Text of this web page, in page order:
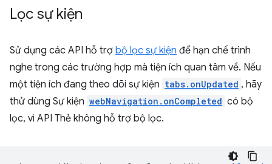
Lọc sự kiện
Sử dụng các API hỗ trợ bộ lọc sự kiện để hạn chế trình
nghe trong các trường hợp mà tiện ích quan tâm về. Nếu
một tiện ích đang theo dõi sự kiện tabs.onUpdated , hãy
thử dùng Sự kiện webNavigation.onCompleted có bộ
lọc, vì API Thẻ không hỗ trợ bộ lọc.